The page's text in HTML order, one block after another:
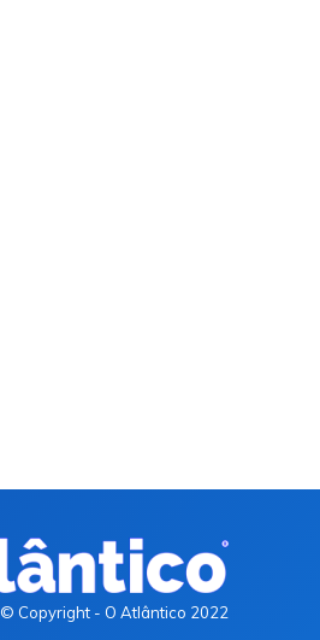
© Copyright - O Atlântico 2022